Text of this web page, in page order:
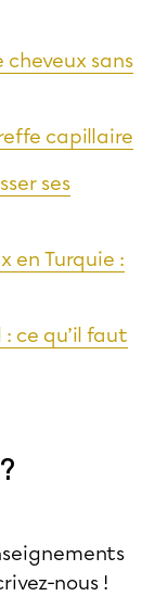
sans
capillaire
ses
en Turquie :
ce qu’il faut
nous !